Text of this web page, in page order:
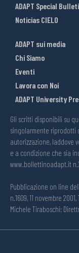
ADAPT Special
Noticias CIELO
ADAPT sui media
Chi Siamo
Eventi
Lavora con Noi
ADAPT University
Gli scritti disponibili su
singolarmente riprodotti
autorizzazione,
e a condizione che sia
www.bollettinoadapt.it
Pubblicazione on line
n.1609, 11 novembre
Michele Tiraboschi;